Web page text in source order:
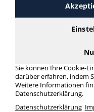
Sie können Ihre Cookie-
darüber erfahren, indem
Weitere Informationen
Datenschutzerklärung.
Datenschutzerklärung